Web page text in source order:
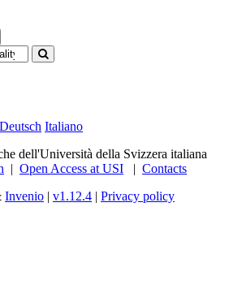
Deutsch Italiano
dell'Università della Svizzera italiana
| Open Access at USI | Contacts
Invenio | v1.12.4 | Privacy policy